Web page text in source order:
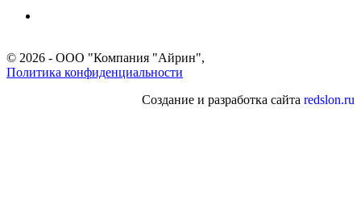
© 2026 - ООО "Компания "Айрин",
Политика конфиденциальности
Создание и разработка сайта redslon.ru